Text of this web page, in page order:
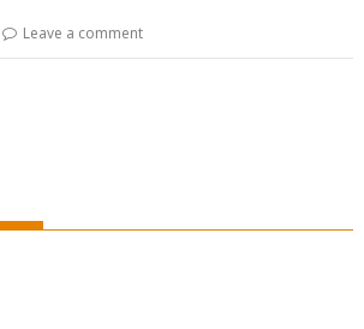
Leave a comment